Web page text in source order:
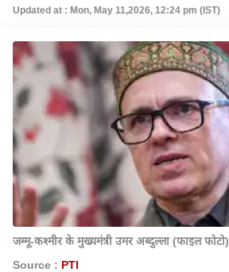
Updated at : Mon, May 11,2026, 12:24 pm (IST)
जम्मू-कश्मीर के मुख्यमंत्री उमर अब्दुल्ला (फाइल फोटो)
Source : PTI